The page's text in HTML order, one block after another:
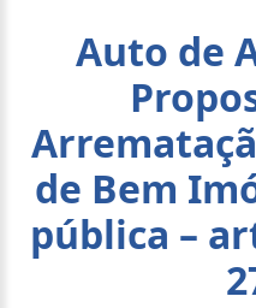
Auto de
de Bem
pública –